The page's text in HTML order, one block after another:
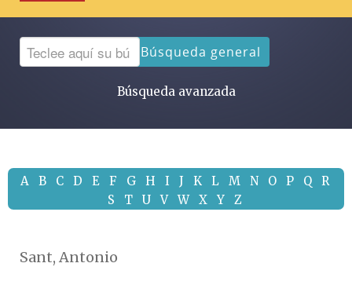
Búsqueda general
Búsqueda avanzada
A B C D E F G H I J K L M N O P Q
R
S
T U V W X Y Z
Sant, Antonio